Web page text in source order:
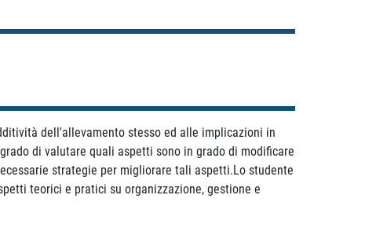
dell'allevamento stesso ed alle implicazioni in
di valutare quali aspetti sono in grado di modificare
strategie per migliorare tali aspetti.Lo studente
teorici e pratici su organizzazione, gestione e